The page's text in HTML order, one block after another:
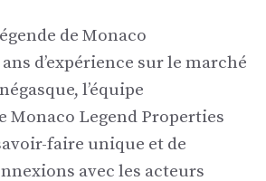
de Monaco
d’expérience sur le marché
l’équipe
Monaco Legend Properties
faire unique et de
avec les acteurs